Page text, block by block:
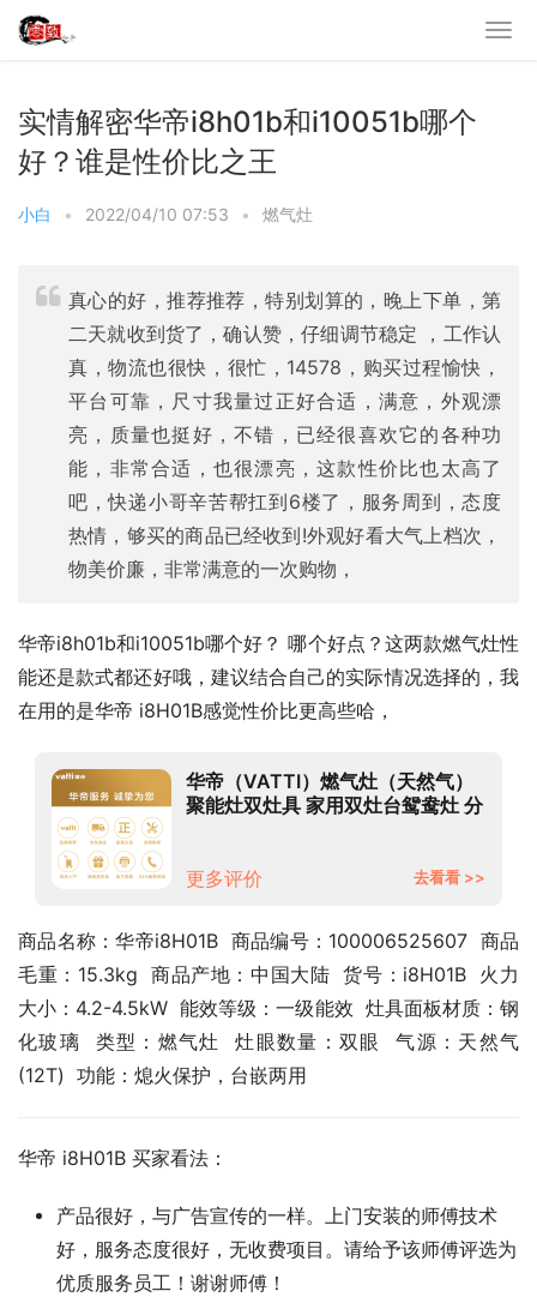
实情解密华帝i8h01b和i10051b哪个
好？谁是性价比之王
小白 • 2022/04/10 07:53 • 燃气灶
真心的好，推荐推荐，特别划算的，晚上下单，第
二天就收到货了，确认赞，仔细调节稳定 ，工作认
真，物流也很快，很忙，14578，购买过程愉快，
平台可靠，尺寸我量过正好合适，满意，外观漂
亮，质量也挺好，不错，已经很喜欢它的各种功
能，非常合适，也很漂亮，这款性价比也太高了
吧，快递小哥辛苦帮扛到6楼了，服务周到，态度
热情，够买的商品已经收到!外观好看大气上档次，
物美价廉，非常满意的一次购物，
华帝i8h01b和i10051b哪个好？ 哪个好点？这两款燃气灶性
能还是款式都还好哦，建议结合自己的实际情况选择的，我
在用的是华帝 i8H01B感觉性价比更高些哈，
华帝（VATTI）燃气灶（天然气）
聚能灶双灶具 家用双灶台鸳鸯灶 分
更多评价
去看看 >>
商品名称：华帝i8H01B  商品编号：100006525607  商品
毛重：15.3kg  商品产地：中国大陆  货号：i8H01B  火力
大小：4.2-4.5kW  能效等级：一级能效  灶具面板材质：钢
化玻璃  类型：燃气灶  灶眼数量：双眼  气源：天然气
(12T)  功能：熄火保护，台嵌两用
华帝 i8H01B 买家看法：
产品很好，与广告宣传的一样。上门安装的师傅技术
好，服务态度很好，无收费项目。请给予该师傅评选为
优质服务员工！谢谢师傅！